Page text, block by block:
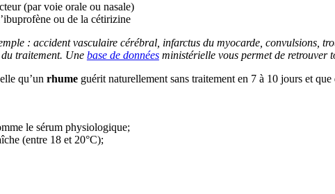
(par voie orale ou nasale)
ou de la cétirizine
: accident vasculaire cérébral, infarctus du myocarde, convulsions,
traitement. Une base de donnéesministérielle vous permet de retrouver
qu’un rhume guérit naturellement sans traitement en 7 à 10 jours et
le sérum physiologique;
(entre 18 et 20°C);